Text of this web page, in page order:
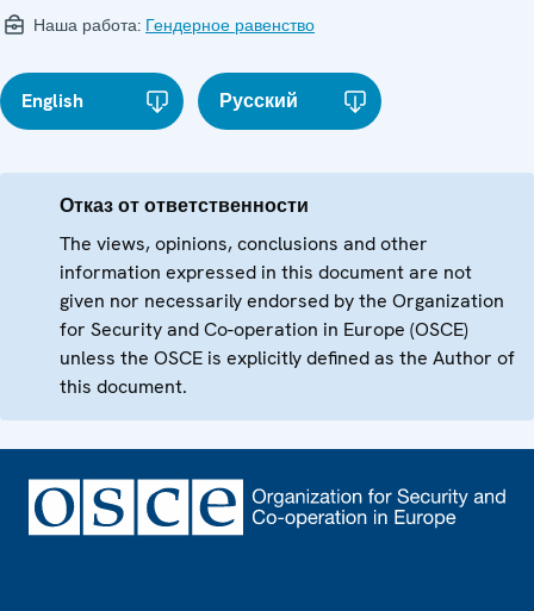
Наша работа: Гендерное равенство
English Русский
Отказ от ответственности
The views, opinions, conclusions and other
information expressed in this document are not
given nor necessarily endorsed by the Organization
for Security and Co-operation in Europe (OSCE)
unless the OSCE is explicitly defined as the Author of
this document.